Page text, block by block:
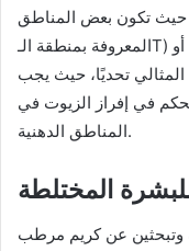
بعض المناطق (مثل الجبهة والأنف والذقن،
المعروفة بمنطقة الـT) دهنية، بينما تميل بقية الوجه إلى الجفاف أو
المثالي تحديًا، حيث يجب
في إفراز الزيوت في
المناطق الدهنية.
المختلطة
وتبحثين عن كريم مرطب